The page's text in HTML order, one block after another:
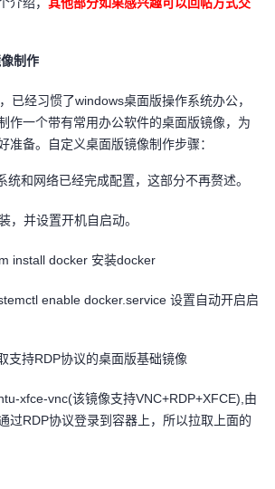
制作
经习惯了windows桌面版操作系统办公，
作一个带有常用办公软件的桌面版镜像，为
准备。自定义桌面版镜像制作步骤：
统和网络已经完成配置，这部分不再赘述。
，并设置开机自启动。
install docker 安装docker
enable docker.service 设置自动开启启
支持RDP协议的桌面版基础镜像
xfce-vnc(该镜像支持VNC+RDP+XFCE),由
过RDP协议登录到容器上，所以拉取上面的